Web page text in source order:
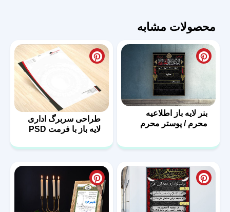
محصولات مشابه
بنر لایه باز اطلاعیه
محرم / پوستر محرم
طراحی سربرگ اداری
لایه باز با فرمت PSD